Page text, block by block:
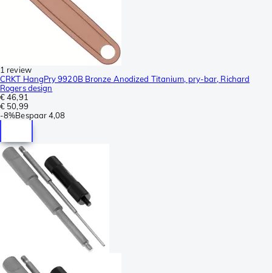
1 review
CRKT HangPry 9920B Bronze Anodized Titanium, pry-bar, Richard
Rogers design
€ 46,91
€ 50,99
-8%Bespaar4,08